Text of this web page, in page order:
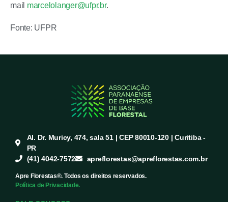
mail marcelolanger@ufpr.br.
Fonte: UFPR
Al. Dr. Muricy, 474, sala 51 | CEP 80010-120 | Curitiba -
PR
(41) 4042-7572
apreflorestas@apreflorestas.com.br
Apre Florestas®. Todos os direitos reservados.
Política de Privacidade.